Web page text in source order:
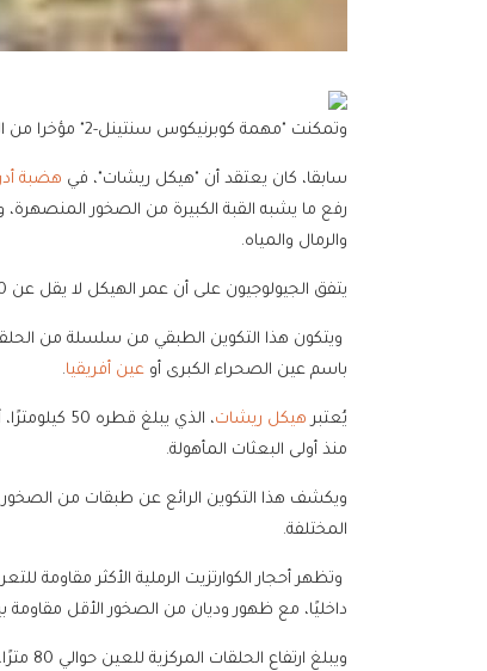
وتمكنت "مهمة كوبرنيكوس سنتينل-2" مؤخرا من التقاط صور في غاية الروعة لهذه المنطقة في
سابقا، كان يعتقد أن "هيكل ريشات"، في هضبة
رفع ما يشبه القبة الكبيرة من الصخور
والرمال والمياه.
يتفق الجيولوجيون على أن عمر الهيكل لا يقل عن 100 مليون عام.
ويتكون هذا التكوين الطبقي من سلسلة من
باسم عين الصحراء الكبرى أو عين أفريقيا.
يُعتبر هيكل ريشات
، الذي
منذ أولى البعثات المأهولة.
ويكشف هذا التكوين الرائع عن طبقات من الصخور
المختلفة.
وتظهر أحجار الكوارتزيت الرملية الأكثر مقاومة
داخليًا، مع ظهور وديان من الصخور الأقل مقاومة
ويبلغ ارتفاع الحلقات المركزية للعين حوالي 80 مترًا، وتضم صخورًا أقدم من تلك التي تُشكل الحلقات الخارجية.